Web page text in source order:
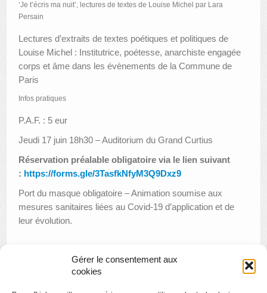
Gérer le consentement aux
cookies
‘Je t’écris ma nuit’, lectures de textes de Louise Michel par Lara
Persain
Lectures d’extraits de textes poétiques et politiques de
Louise Michel : Institutrice, poétesse, anarchiste engagée
corps et âme dans les évènements de la Commune de
Paris
Infos pratiques
P.A.F. : 5 eur
Jeudi 17 juin 18h30 – Auditorium du Grand Curtius
Réservation préalable obligatoire via le lien suivant
: https://forms.gle/3TasfkNfyM3Q9Dxz9
Port du masque obligatoire – Animation soumise aux
mesures sanitaires liées au Covid-19 d’application et de
leur évolution.
Visite en famille : la mallette du peintre